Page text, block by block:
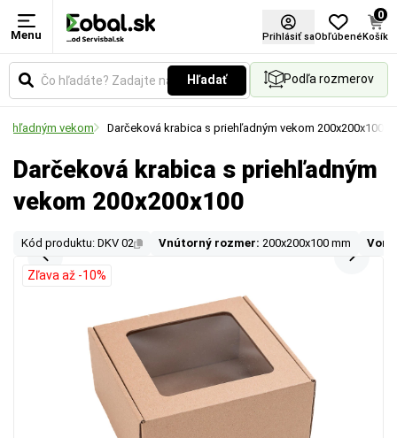
Menu Prihlásiť saObľúbené
0
Košík
Hľadať Podľa rozmerov
vekom Darčeková krabica s priehľadným vekom 200x200x100
Darčeková krabica s priehľadným
vekom 200x200x100
Kód produktu: DKV 02 Vnútorný rozmer: 200x200x100 mm
Zľava až -10%